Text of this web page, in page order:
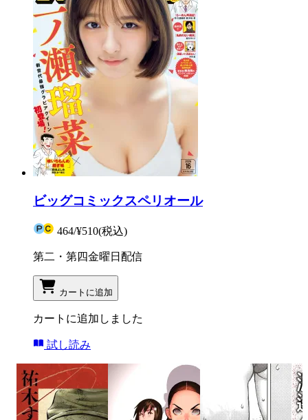
ビッグコミックスペリオール
464/¥510(税込)
第二・第四金曜日配信
カートに追加
カートに追加しました
試し読み